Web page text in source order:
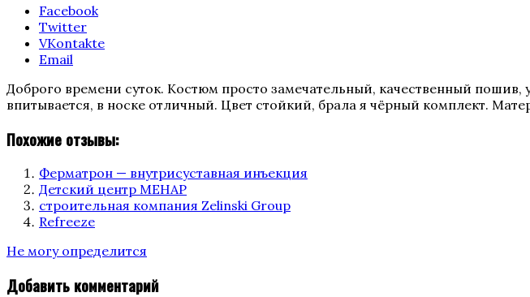
Поделиться
"Спортивный
костюм
The
H."
Facebook
Twitter
VKontakte
Email
Доброго времени суток. Костюм просто замечательный, качественный
впитывается, в носке отличный. Цвет стойкий, брала я чёрный комплект.
Похожие отзывы:
Ферматрон — внутрисуставная инъекция
Детский центр МЕНАР
строительная компания Zelinski Group
Refreeze
Categories
Не могу определится
Добавить комментарий